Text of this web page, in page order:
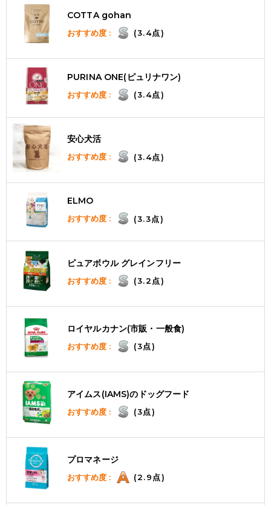
COTTA gohan
おすすめ度 : (3.4点)
PURINA ONE(ピュリナワン)
おすすめ度 : (3.4点)
安心犬活
おすすめ度 : (3.4点)
ELMO
おすすめ度 : (3.3点)
ピュアボウル グレインフリー
おすすめ度 : (3.2点)
ロイヤルカナン(市販・一般食)
おすすめ度 : (3点)
アイムス(IAMS)のドッグフード
おすすめ度 : (3点)
プロマネージ
おすすめ度 : (2.9点)